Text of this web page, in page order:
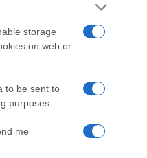
storage
on web or
to be sent to
purposes.
me
υποδομή για
υγείας προς
μέχρι τα
τα προηγούμενα”